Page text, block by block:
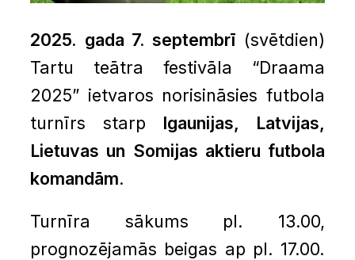
2025. gada 7. septembrī (svētdien)
Tartu teātra festivāla “Draama
2025” ietvaros norisināsies futbola
turnīrs starp Igaunijas, Latvijas,
Lietuvas un Somijas aktieru futbola
komandām.
Turnīra sākums pl. 13.00,
prognozējamās beigas ap pl. 17.00.